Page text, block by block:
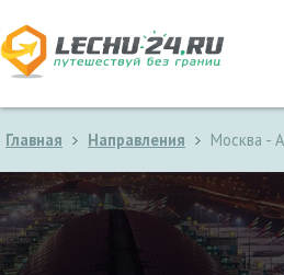
Главная Направления Москва -